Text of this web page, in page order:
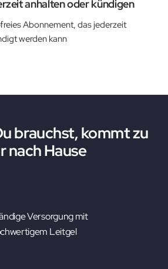
anhalten oder kündigen
Abonnement, das jederzeit
werden kann
brauchst, kommt zu
nach Hause
Versorgung mit
Leitgel